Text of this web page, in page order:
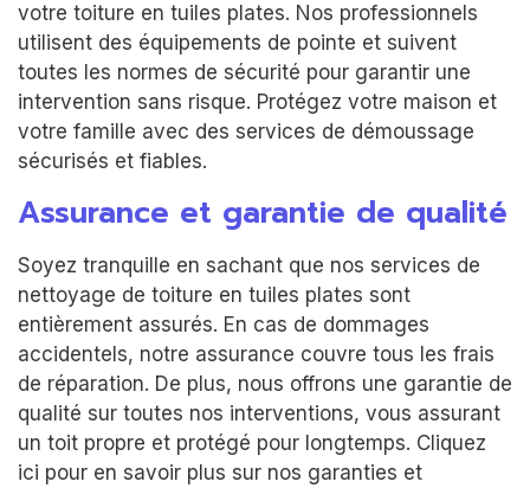
votre toiture en tuiles plates. Nos professionnels
utilisent des équipements de pointe et suivent
toutes les normes de sécurité pour garantir une
intervention sans risque. Protégez votre maison et
votre famille avec des services de démoussage
sécurisés et fiables.
Assurance et garantie de qualité
Soyez tranquille en sachant que nos services de
nettoyage de toiture en tuiles plates sont
entièrement assurés. En cas de dommages
accidentels, notre assurance couvre tous les frais
de réparation. De plus, nous offrons une garantie de
qualité sur toutes nos interventions, vous assurant
un toit propre et protégé pour longtemps. Cliquez
ici pour en savoir plus sur nos garanties et